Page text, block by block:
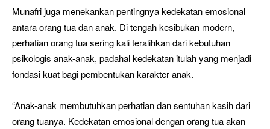
Munafri juga menekankan pentingnya kedekatan emosional
antara orang tua dan anak. Di tengah kesibukan modern,
perhatian orang tua sering kali teralihkan dari kebutuhan
psikologis anak-anak, padahal kedekatan itulah yang menjadi
fondasi kuat bagi pembentukan karakter anak.
“Anak-anak membutuhkan perhatian dan sentuhan kasih dari
orang tuanya. Kedekatan emosional dengan orang tua akan